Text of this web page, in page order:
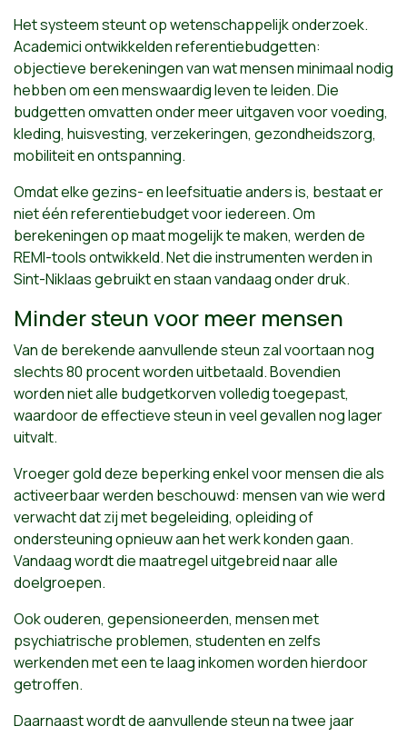
Het systeem steunt op wetenschappelijk onderzoek.
Academici ontwikkelden referentiebudgetten:
objectieve berekeningen van wat mensen minimaal nodig
hebben om een menswaardig leven te leiden. Die
budgetten omvatten onder meer uitgaven voor voeding,
kleding, huisvesting, verzekeringen, gezondheidszorg,
mobiliteit en ontspanning.
Omdat elke gezins- en leefsituatie anders is, bestaat er
niet één referentiebudget voor iedereen. Om
berekeningen op maat mogelijk te maken, werden de
REMI-tools ontwikkeld. Net die instrumenten werden in
Sint-Niklaas gebruikt en staan vandaag onder druk.
Minder steun voor meer mensen
Van de berekende aanvullende steun zal voortaan nog
slechts 80 procent worden uitbetaald. Bovendien
worden niet alle budgetkorven volledig toegepast,
waardoor de effectieve steun in veel gevallen nog lager
uitvalt.
Vroeger gold deze beperking enkel voor mensen die als
activeerbaar werden beschouwd: mensen van wie werd
verwacht dat zij met begeleiding, opleiding of
ondersteuning opnieuw aan het werk konden gaan.
Vandaag wordt die maatregel uitgebreid naar alle
doelgroepen.
Ook ouderen, gepensioneerden, mensen met
psychiatrische problemen, studenten en zelfs
werkenden met een te laag inkomen worden hierdoor
getroffen.
Daarnaast wordt de aanvullende steun na twee jaar